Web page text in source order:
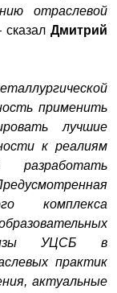
отраслевой
Дмитрий
применить
лучшие
к реалиям
разработать
комплекса
УЦСБ в
практик
актуальные